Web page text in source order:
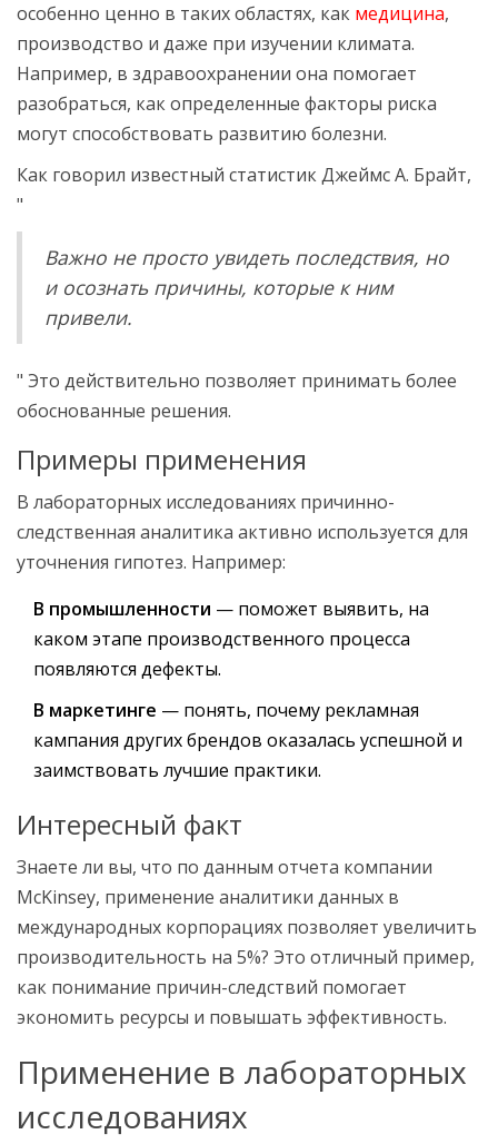
особенно ценно в таких областях, как медицина,
производство и даже при изучении климата.
Например, в здравоохранении она помогает
разобраться, как определенные факторы риска
могут способствовать развитию болезни.
Как говорил известный статистик Джеймс А. Брайт,
"
Важно не просто увидеть последствия, но
и осознать причины, которые к ним
привели.
" Это действительно позволяет принимать более
обоснованные решения.
Примеры применения
В лабораторных исследованиях причинно-
следственная аналитика активно используется для
уточнения гипотез. Например:
В промышленности — поможет выявить, на
каком этапе производственного процесса
появляются дефекты.
В маркетинге — понять, почему рекламная
кампания других брендов оказалась успешной и
заимствовать лучшие практики.
Интересный факт
Знаете ли вы, что по данным отчета компании
McKinsey, применение аналитики данных в
международных корпорациях позволяет увеличить
производительность на 5%? Это отличный пример,
как понимание причин-следствий помогает
экономить ресурсы и повышать эффективность.
Применение в лабораторных
исследованиях